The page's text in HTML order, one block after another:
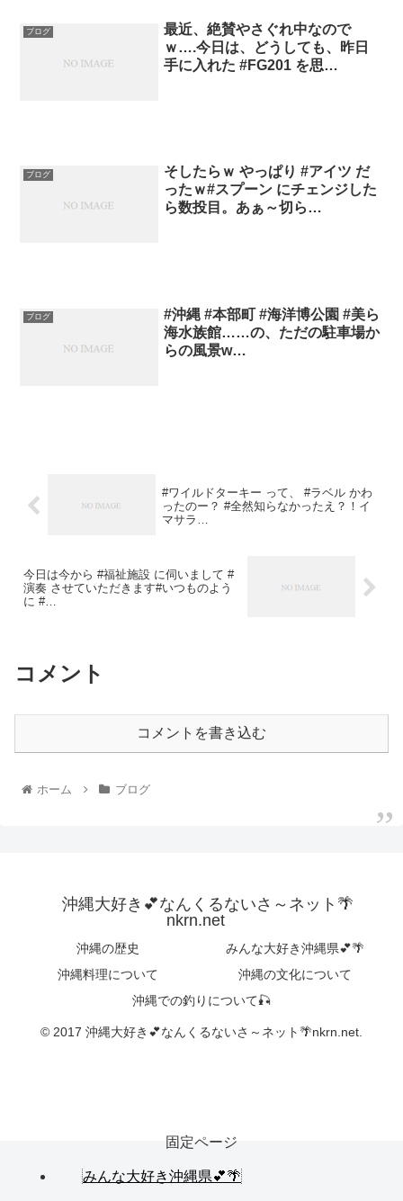
ブログ
最近、絶賛やさぐれ中なので
ｗ….今日は、どうしても、昨日
手に入れた #FG201 を思…
ブログ
そしたらｗ やっぱり #アイツ だ
ったｗ#スプーン にチェンジした
ら数投目。あぁ～切ら…
ブログ
#沖縄 #本部町 #海洋博公園 #美ら
海水族館……の、ただの駐車場か
らの風景w…
#ワイルドターキー って、 #ラベル かわ
ったのー？ #全然知らなかったえ？！イ
マサラ…
今日は今から #福祉施設 に伺いまして #
演奏 させていただきます#いつものよう
に #…
コメント
コメントを書き込む
ホーム ブログ
沖縄大好き💕なんくるないさ～ネット🌴
nkrn.net
沖縄の歴史
みんな大好き沖縄県💕🌴
沖縄料理について
沖縄の文化について
沖縄での釣りについて🎣
© 2017 沖縄大好き💕なんくるないさ～ネット🌴nkrn.net.
固定ページ
みんな大好き沖縄県💕🌴